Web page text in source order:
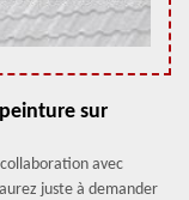
sur
avec
juste à demander